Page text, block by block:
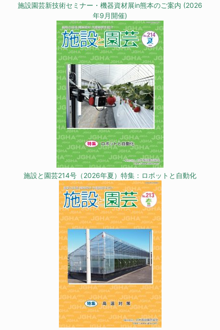
施設園芸新技術セミナー・機器資材展in熊本のご案内 (2026
年9月開催)
施設と園芸214号（2026年夏）特集：ロボットと自動化